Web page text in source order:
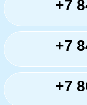
+7
+7
+7